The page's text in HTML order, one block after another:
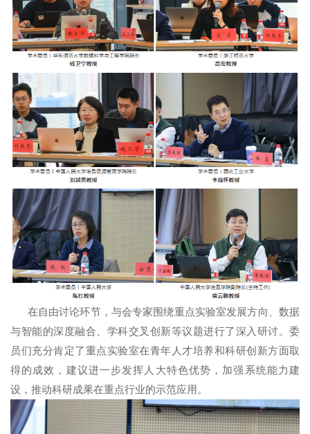
在自由讨论环节，与会专家围绕重点实验室发展方向、数据
与智能的深度融合、学科交叉创新等议题进行了深入研讨。委
员们充分肯定了重点实验室在青年人才培养和科研创新方面取
得的成效，建议进一步发挥人大特色优势，加强系统能力建
设，推动科研成果在重点行业的示范应用。